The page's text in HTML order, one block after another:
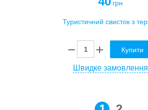
грн
Купити
Швидке замовлення